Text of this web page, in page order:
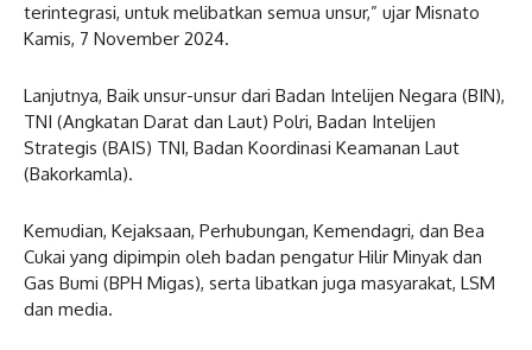
terintegrasi, untuk melibatkan semua unsur,” ujar Misnato
Kamis, 7 November 2024.
Lanjutnya, Baik unsur-unsur dari Badan Intelijen Negara (BIN),
TNI (Angkatan Darat dan Laut) Polri, Badan Intelijen
Strategis (BAIS) TNI, Badan Koordinasi Keamanan Laut
(Bakorkamla).
Kemudian, Kejaksaan, Perhubungan, Kemendagri, dan Bea
Cukai yang dipimpin oleh badan pengatur Hilir Minyak dan
Gas Bumi (BPH Migas), serta libatkan juga masyarakat, LSM
dan media.